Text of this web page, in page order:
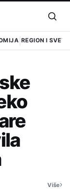
REGION I SVET
Više›